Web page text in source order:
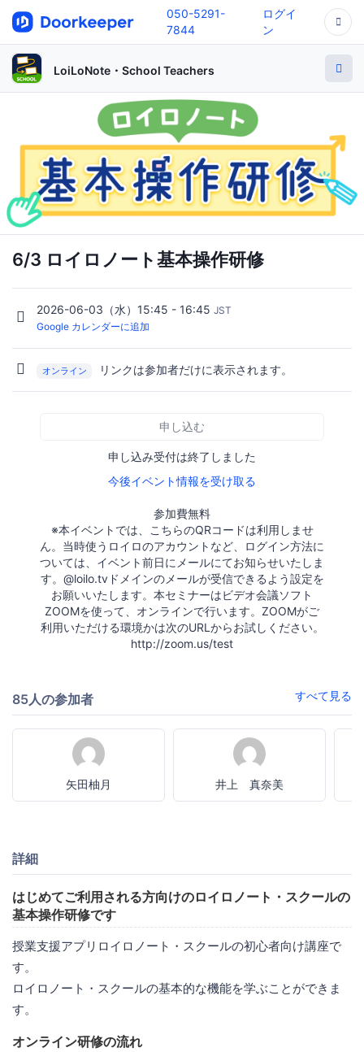
050-5291-
7844
ログイ
ン
LoiLoNote・School Teachers
6/3 ロイロノート基本操作研修
2026-06-03（水）15:45 - 16:45 JST
Google カレンダーに追加
オンライン リンクは参加者だけに表示されます。
申し込む
申し込み受付は終了しました
今後イベント情報を受け取る
参加費無料
※本イベントでは、こちらのQRコードは利用しませ
ん。当時使うロイロのアカウントなど、ログイン方法に
ついては、イベント前日にメールにてお知らせいたしま
す。@loilo.tvドメインのメールが受信できるよう設定を
お願いいたします。本セミナーはビデオ会議ソフト
ZOOMを使って、オンラインで行います。ZOOMがご
利用いただける環境かは次のURLからお試しください。
http://zoom.us/test
85人の参加者 すべて見る
矢田柚月 井上 真奈美
詳細
はじめてご利用される方向けのロイロノート・スクールの
基本操作研修です
授業支援アプリロイロノート・スクールの初心者向け講座で
す。
ロイロノート・スクールの基本的な機能を学ぶことができま
す。
オンライン研修の流れ